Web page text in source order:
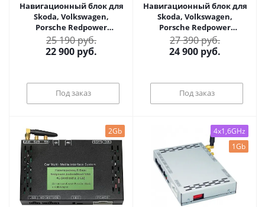
Навигационный блок для
Skoda, Volkswagen,
Porsche Redpower
AndroidBox2 VAG на
Android 6.0.1
25 190 руб.
22 900 руб.
Под заказ
Навигационный блок для
Skoda, Volkswagen,
Porsche Redpower
AndroidBox2 VAG 2Gb на
Android 6.0.1
27 390 руб.
24 900 руб.
Под заказ
2Gb
4x1,6GHz
1Gb